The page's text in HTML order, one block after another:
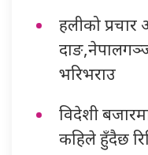
हलीको प्रचार
भरिभराउ
विदेशी
कहिले हुँदैछ